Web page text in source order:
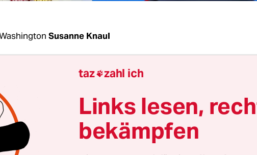
Susanne Knaul
der Demokraten geleitete Untersuchung
USA illegale Geschäfte mit Saudi-Arabien planen. Ein
Repräsentantenhauses, der sich weitgehend auf die
von „Whistleblowern“ stützt, spricht von
Bedenken wegen Anstrengungen der Trump-
sensitive Nukleartechnologie an Saudi-Arabien zu
taz zahl ich
Links lesen,
bekämpfen